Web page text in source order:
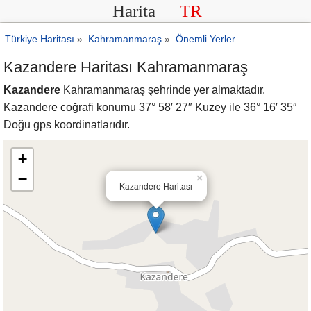
Harita TR
Türkiye Haritası » Kahramanmaraş » Önemli Yerler
Kazandere Haritası Kahramanmaraş
Kazandere Kahramanmaraş şehrinde yer almaktadır.
Kazandere coğrafi konumu 37° 58′ 27″ Kuzey ile 36° 16′ 35″
Doğu gps koordinatlarıdır.
Kazandere Haritası
×
+
−